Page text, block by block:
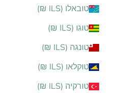
טובאלו (ILS ₪)
טוגו (ILS ₪)
טונגה (ILS ₪)
טוקלאו (ILS ₪)
טורקיה (ILS ₪)